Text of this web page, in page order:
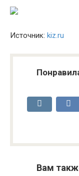
Источник: kiz.ru
Вам